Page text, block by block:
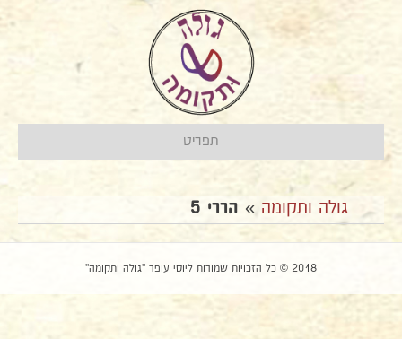
תפריט
גולה ותקומה » הררי 5
2018 © כל הזכויות שמורות ליוסי עופר "גולה ותקומה"